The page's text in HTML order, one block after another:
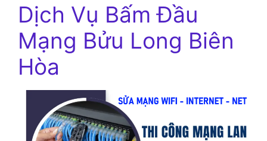
Dịch Vụ Bấm Đầu
Mạng Bửu Long Biên
Hòa